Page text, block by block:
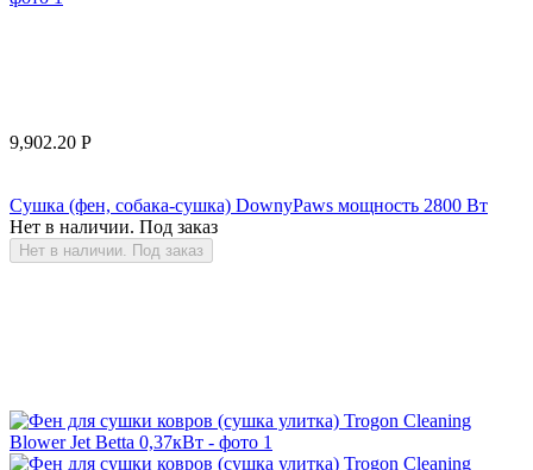
9,902.20 Р
Сушка (фен, собака-сушка) DownyPaws мощность 2800 Вт
Нет в наличии. Под заказ
Нет в наличии. Под заказ